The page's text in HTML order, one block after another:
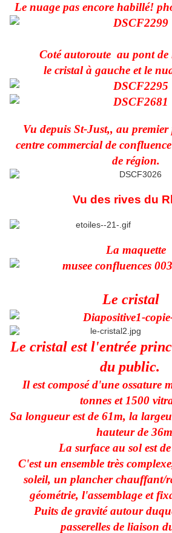
Le nuage pas encore habillé!
Coté autoroute au pont de
le cristal à gauche et le
Vu depuis St-Just,, au
centre commercial de
de région.
Vu des rives du
La maquette
Le cristal
Le cristal est l'entrée
du public.
Il est composé d'une ossature
tonnes et 1500
Sa longueur est de 61m, la
hauteur de
La surface au sol est
C'est un ensemble très
soleil, un plancher chauffant/
géométrie, l'assemblage et
Puits de gravité autour
passerelles de liaison